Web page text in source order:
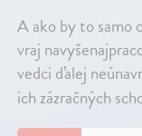
A ako by to samo
vraj
vedci ďalej
ich zázračných